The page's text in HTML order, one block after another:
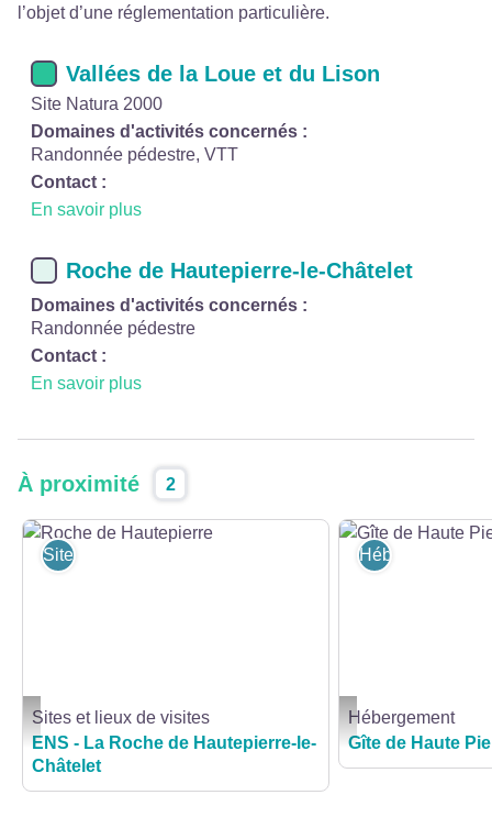
l’objet d’une réglementation particulière.
Vallées de la Loue et du Lison
Site Natura 2000
Domaines d'activités concernés :
Randonnée pédestre, VTT
Contact :
En savoir plus
Roche de Hautepierre-le-Châtelet
Domaines d'activités concernés :
Randonnée pédestre
Contact :
En savoir plus
À proximité 2
Roche de Hautepierre - LAB_Services_Baume-les-Dames
Sites et lieux de visites
Sites et lieux de visites
ENS - La Roche de Hautepierre-le-
Châtelet
Gîte de Haute Pierre -
Hébergement
Hébergement
Gîte de Haute